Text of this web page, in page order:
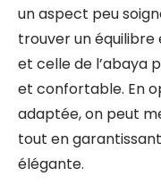
un aspect peu
trouver un
et celle de l’abaya
et confortable. En
adaptée, on peut
tout en
élégante.